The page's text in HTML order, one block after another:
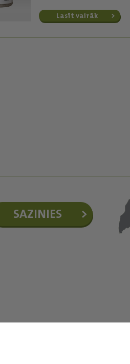
Lasīt vairāk
SAZINIES